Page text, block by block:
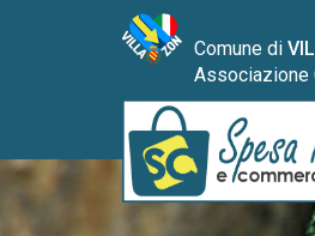
Comune di
Associazione